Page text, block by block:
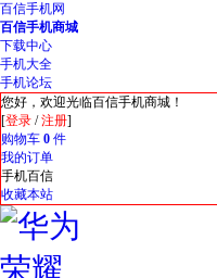
百信手机网
百信手机商城
下载中心
手机大全
手机论坛
您好，欢迎光临百信手机商城！
[登录 /注册]
购物车 0 件
我的订单
手机百信
收藏本站